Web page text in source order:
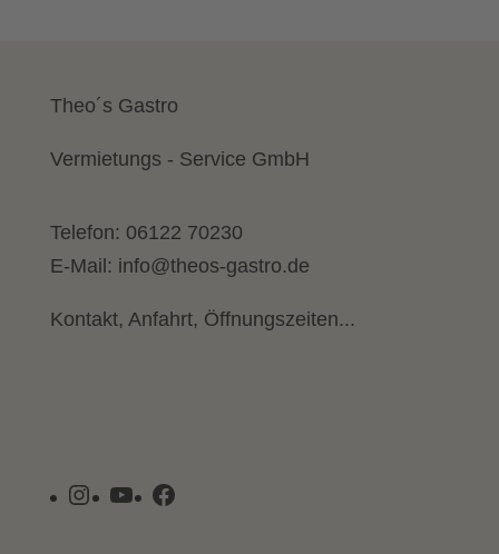
Theo´s Gastro
Vermietungs - Service GmbH
Telefon: 06122 70230
E-Mail: info@theos-gastro.de
Kontakt, Anfahrt, Öffnungszeiten...
Instagram
YouTubeFacebook